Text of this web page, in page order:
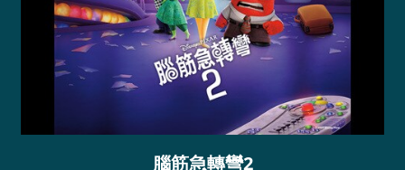
腦筋急轉彎2